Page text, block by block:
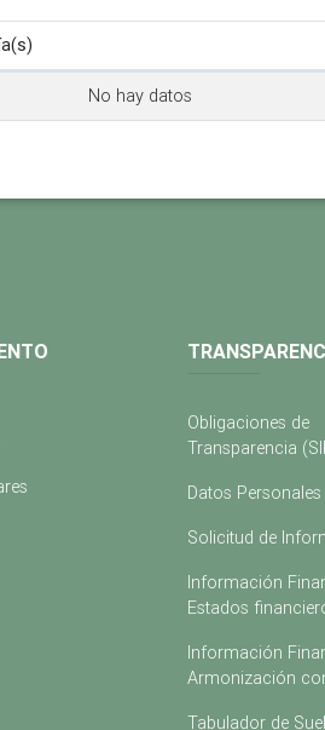
No hay datos
Obligaciones de
Transparencia
Datos Personales
Solicitud de
Información
Estados
Información
Armonización
Tabulador de